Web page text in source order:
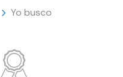
Yo busco